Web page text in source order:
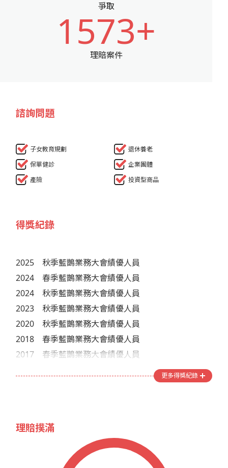
爭取
1573+
理賠案件
諮詢問題
子女教育規劃
退休養老
保單健診
企業團體
產險
投資型商品
得獎紀錄
2025
秋季藍鵲業務大會績優人員
2024
春季藍鵲業務大會績優人員
2024
秋季藍鵲業務大會績優人員
2023
秋季藍鵲業務大會績優人員
2020
秋季藍鵲業務大會績優人員
2018
春季藍鵲業務大會績優人員
2017
春季藍鵲業務大會績優人員
2015
秋季藍鵲業務大會績優人員
藍鵲企業家參加年會人員
藍鵲企業家參加年會人員
更多得獎紀錄
理賠撲滿